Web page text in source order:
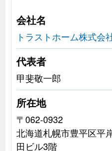
会社名
トラストホーム株式会
代表者
甲斐敬一郎
所在地
〒062-0932
北海道札幌市豊平区平
田ビル3階